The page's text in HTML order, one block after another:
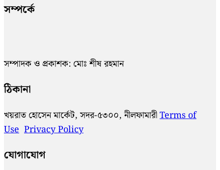
সম্পর্কে
সম্পাদক ও প্রকাশক: মোঃ শীষ রহমান
ঠিকানা
খয়রাত হোসেন মার্কেট, সদর-৫৩০০, নীলফামারীTerms of
Use Privacy Policy
যোগাযোগ